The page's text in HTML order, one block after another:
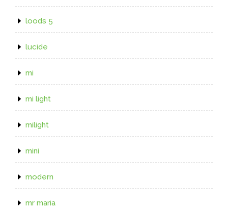
loods 5
lucide
mi
mi light
milight
mini
modern
mr maria